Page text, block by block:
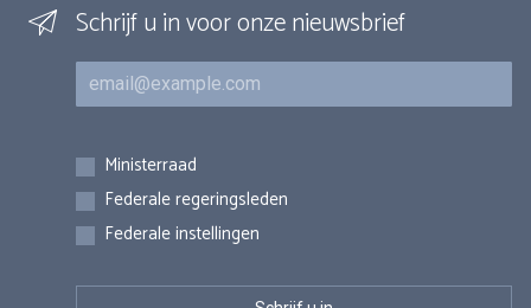
Schrijf u in voor onze nieuwsbrief
E-mail
Inschrijvingen
Ministerraad
Federale regeringsleden
Federale instellingen